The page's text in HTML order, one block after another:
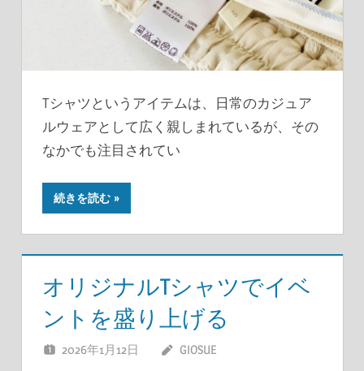
Tシャツというアイテムは、日常のカジュア
ルウェアとして広く親しまれているが、その
なかでも注目されてい
続きを読む
オリジナルTシャツでイベ
ントを盛り上げる
2026年1月12日 GIOSUE